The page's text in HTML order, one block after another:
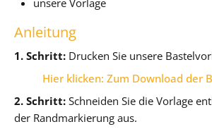
Anleitung
1. Schritt: Drucken Sie unsere
Hier klicken: Zum Download der
2. Schritt: Schneiden Sie die Vorlage
der Randmarkierung aus.